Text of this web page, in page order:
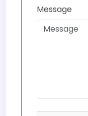
Message